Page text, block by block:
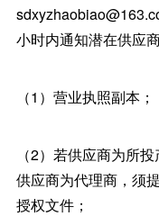
小时内通知潜在供应
（1）营业执照副本；
（2）若供应商为所
供应商为代理商，须
授权文件；